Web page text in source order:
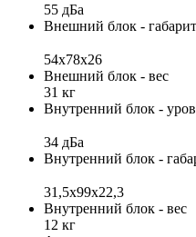
55 дБа
Внешний блок -
54x78x26
Внешний блок - вес
31 кг
Внутренний блок -
34 дБа
Внутренний блок -
31,5x99x22,3
Внутренний блок - вес
12 кг